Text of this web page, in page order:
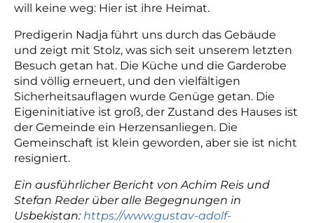
will keine weg: Hier ist ihre Heimat.
Predigerin Nadja führt uns durch das Gebäude
und zeigt mit Stolz, was sich seit unserem letzten
Besuch getan hat. Die Küche und die Garderobe
sind völlig erneuert, und den vielfältigen
Sicherheitsauflagen wurde Genüge getan. Die
Eigeninitiative ist groß, der Zustand des Hauses ist
der Gemeinde ein Herzensanliegen. Die
Gemeinschaft ist klein geworden, aber sie ist nicht
resigniert.
Ein ausführlicher Bericht von Achim Reis und
Stefan Reder über alle Begegnungen in
Usbekistan: https://www.gustav-adolf-